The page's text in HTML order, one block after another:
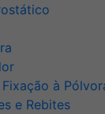
à
e Rebites